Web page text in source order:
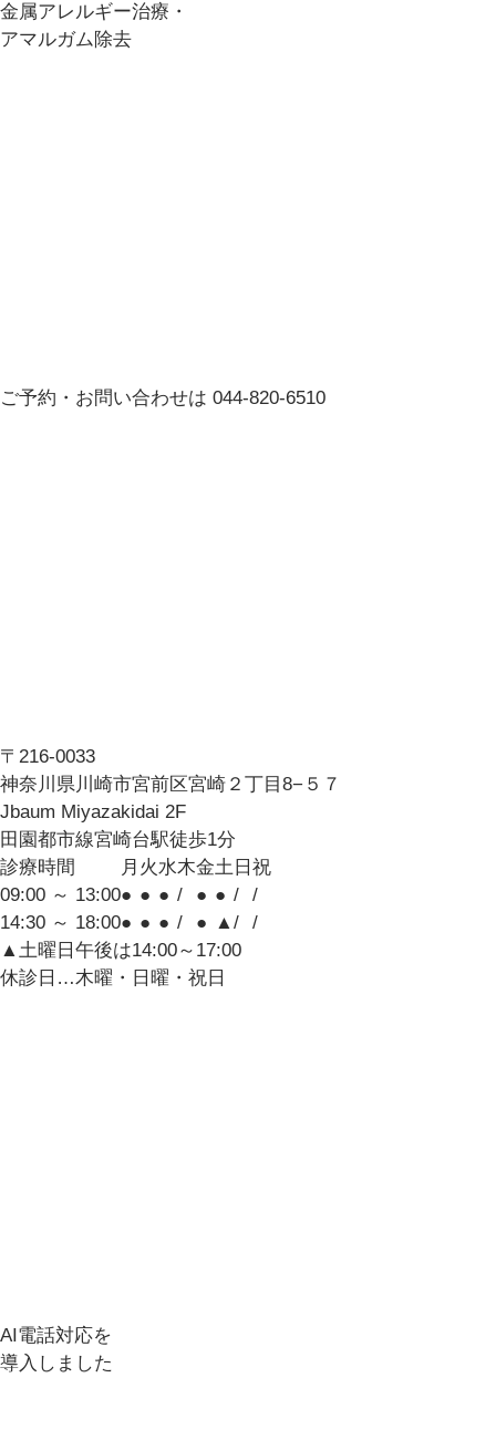
金属アレルギー治療・
アマルガム除去
ご予約・お問い合わせは 044-820-6510
〒216-0033
神奈川県川崎市宮前区宮崎２丁目8−５７
Jbaum Miyazakidai 2F
田園都市線宮崎台駅徒歩1分
診療時間
月 火水木金土 日 祝
09:00 ～ 13:00● ● ● / ● ● /
/
14:30 ～ 18:00● ● ● / ● ▲ /
/
▲土曜日午後は14:00～17:00
休診日…木曜・日曜・祝日
AI電話対応を
導入しました